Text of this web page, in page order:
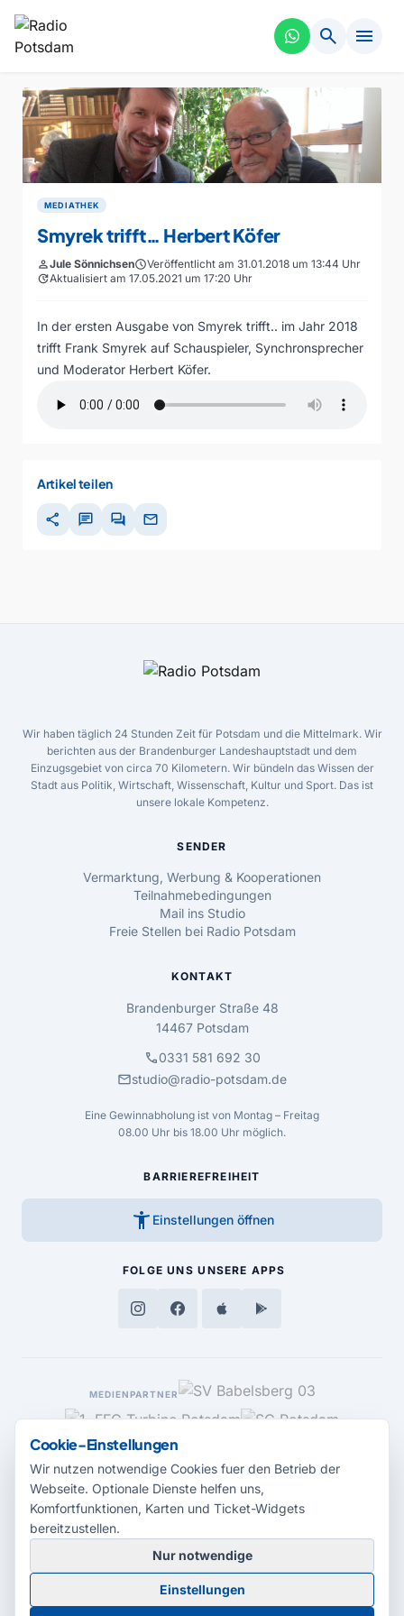
search menu
MEDIATHEK
Smyrek trifft… Herbert Köfer
personJule SönnichsenscheduleVeröffentlicht am 31.01.2018 um 13:44 Uhr
updateAktualisiert am 17.05.2021 um 17:20 Uhr
In der ersten Ausgabe von Smyrek trifft.. im Jahr 2018
trifft Frank Smyrek auf Schauspieler, Synchronsprecher
und Moderator Herbert Köfer.
Artikel teilen
share chat forum mail
Wir haben täglich 24 Stunden Zeit für Potsdam und die Mittelmark. Wir
berichten aus der Brandenburger Landeshauptstadt und dem
Einzugsgebiet von circa 70 Kilometern. Wir bündeln das Wissen der
Stadt aus Politik, Wirtschaft, Wissenschaft, Kultur und Sport. Das ist
unsere lokale Kompetenz.
SENDER
Vermarktung, Werbung & Kooperationen
Teilnahmebedingungen
Mail ins Studio
Freie Stellen bei Radio Potsdam
KONTAKT
Brandenburger Straße 48
14467 Potsdam
call0331 581 692 30
mailstudio@radio-potsdam.de
Eine Gewinnabholung ist von Montag – Freitag
08.00 Uhr bis 18.00 Uhr möglich.
BARRIEREFREIHEIT
accessibility_new Einstellungen öffnen
FOLGE UNS UNSERE APPS
MEDIENPARTNER
© 2026 Radio Potsdam. Webseite entwickelt durch dieMedienagentur
Babelsberg
BarrierefreiheitserklärungAGBDatenschutzImpressum
Cookie-Einstellungen
Wir nutzen notwendige Cookies fuer den Betrieb der
Webseite. Optionale Dienste helfen uns,
Komfortfunktionen, Karten und Ticket-Widgets
bereitzustellen.
Nur notwendige
Einstellungen